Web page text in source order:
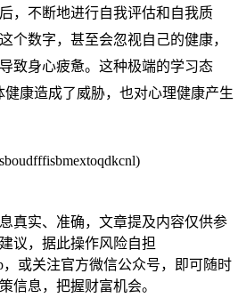
，不断地进行自我评估和自我质
个数字，甚至会忽视自己的健康，
致身心疲惫。这种极端的学习态
健康造成了威胁，也对心理健康产生
真实、准确，文章提及内容仅供参
议，据此操作风险自担
或关注官方微信公众号，即可随时
信息，把握财富机会。